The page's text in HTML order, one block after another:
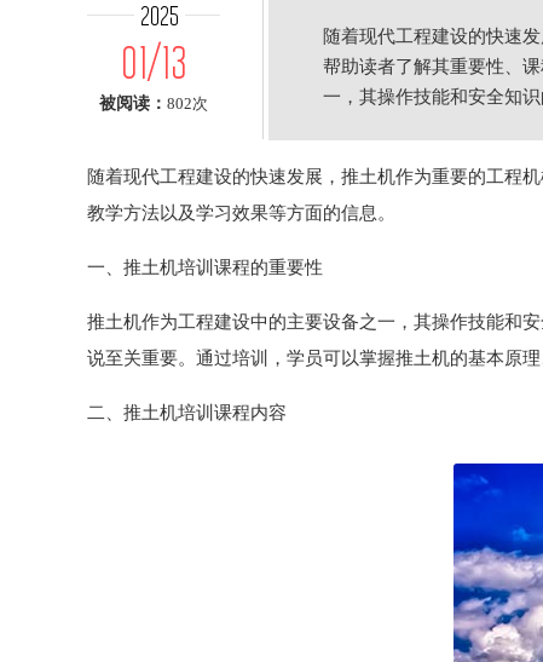
2025
01/13
被阅读： 802次
随着现代工程建设的快速
帮助读者了解其重要性、
一，其操作技能和安全知
随着现代工程建设的快速发展，推土机作为重要的工程
教学方法以及学习效果等方面的信息。
一、推土机培训课程的重要性
推土机作为工程建设中的主要设备之一，其操作技能和
说至关重要。通过培训，学员可以掌握推土机的基本原
二、推土机培训课程内容